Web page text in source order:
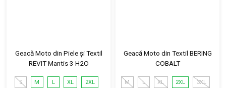
Geacă Moto din Piele și Textil
REVIT Mantis 3 H2O
S M L XL 2XL
Geacă Moto din Textil BERING
COBALT
M L XL 2XL 3XL